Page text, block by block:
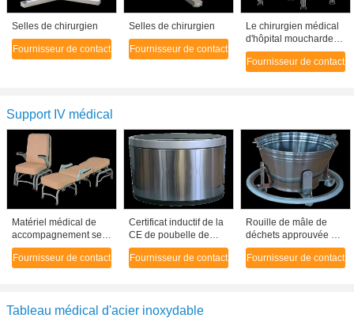
Selles de chirurgien
Fournisseur de contact
Selles de chirurgien
Fournisseur de contact
Le chirurgien médical
d'hôpital moucharde
des chaises pour la
chirurgie ophtalmique
Fournisseur de contact
Support IV médical
Matériel médical de
accompagnement se
pliant confortable
d'hôpital de chaise
Fournisseur de contact
Certificat inductif de la
CE de poubelle de
déchet hospitalier de
poubelle de longévité
Fournisseur de contact
Rouille de mâle de
déchets approuvée par
CE d'acier inoxydable
anti pour des
Fournisseur de contact
Tableau médical d'acier inoxydable